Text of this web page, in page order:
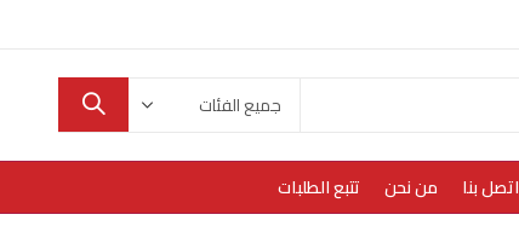
اتصل بنا من نحن تتبع الطلبات